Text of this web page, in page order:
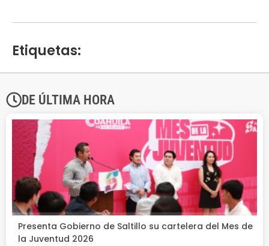
Etiquetas:
DE ÚLTIMA HORA
Presenta Gobierno de Saltillo su cartelera del Mes de
la Juventud 2026